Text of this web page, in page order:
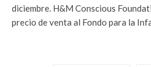
diciembre. H&M Conscious
precio de venta al Fondo para la